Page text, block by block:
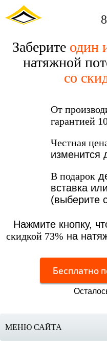
Заберите один
натяжной
со
От
гарантией
Честная
изменится
В подарок
вставка
(выберите
Нажмите кнопку,
скидкой 73% на
Бесплатно
МЕНЮ САЙТА